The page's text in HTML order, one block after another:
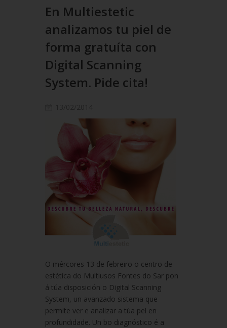
En Multiestetic
analizamos tu piel de
forma gratuíta con
Digital Scanning
System. Pide cita!
O mércores 13 de febreiro o centro de
estética do Multiusos Fontes do Sar pon
á túa disposición o Digital Scanning
System, un avanzado sistema que
permite ver e analizar a túa pel en
profundidade. Un bo diagnóstico é a